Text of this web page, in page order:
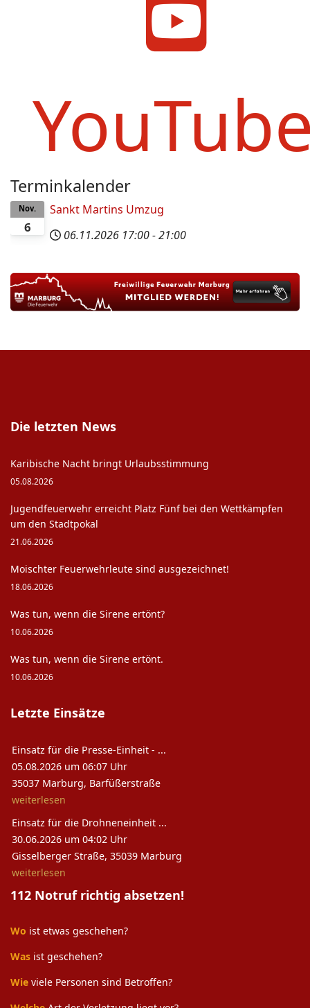
Terminkalender
6
Nov.
Sankt Martins Umzug
06.11.2026 17:00-21:00
Die letzten News
Karibische Nacht bringt Urlaubsstimmung
05.08.2026
Jugendfeuerwehr erreicht Platz Fünf bei den Wettkämpfen
um den Stadtpokal
21.06.2026
Moischter Feuerwehrleute sind ausgezeichnet!
18.06.2026
Was tun, wenn die Sirene ertönt?
10.06.2026
Was tun, wenn die Sirene ertönt.
10.06.2026
Letzte Einsätze
Einsatz für die Presse-Einheit - ...
05.08.2026 um 06:07 Uhr
35037 Marburg, Barfüßerstraße
weiterlesen
Einsatz für die Drohneneinheit ...
30.06.2026 um 04:02 Uhr
Gisselberger Straße, 35039 Marburg
weiterlesen
112 Notruf richtig absetzen!
Wo ist etwas geschehen?
Was ist geschehen?
Wie viele Personen sind Betroffen?